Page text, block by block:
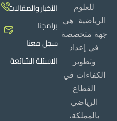
للعلوم
الرياضية هي
جهة متخصصة
في إعداد
وتطوير
الكفاءات في
القطاع
الرياضي
بالمملكة،
الأخبار والمقالات
برامجنا
سجل معنا
الاسئلة الشائعة